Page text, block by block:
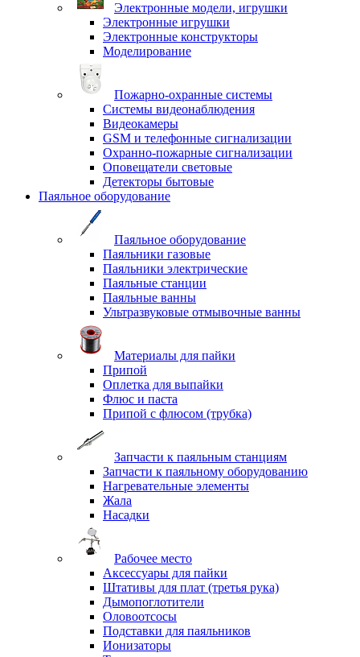
Электронные модели, игрушки
Электронные игрушки
Электронные конструкторы
Моделирование
Пожарно-охранные системы
Системы видеонаблюдения
Видеокамеры
GSM и телефонные сигнализации
Охранно-пожарные сигнализации
Оповещатели световые
Детекторы бытовые
Паяльное оборудование
Паяльное оборудование
Паяльники газовые
Паяльники электрические
Паяльные станции
Паяльные ванны
Ультразвуковые отмывочные ванны
Материалы для пайки
Припой
Оплетка для выпайки
Флюс и паста
Припой с флюсом (трубка)
Запчасти к паяльным станциям
Запчасти к паяльному оборудованию
Нагревательные элементы
Жала
Насадки
Рабочее место
Аксессуары для пайки
Штативы для плат (третья рука)
Дымопоглотители
Оловоотсосы
Подставки для паяльников
Ионизаторы